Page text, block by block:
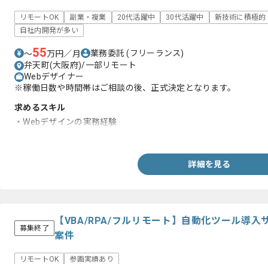
リモートOK 副業・複業 20代活躍中 30代活躍中
新技術に積極的
自社内開発が多い
〜55万円／月 業務委託(フリーランス)
弁天町(大阪府)/一部リモート
Webデザイナー
※稼働日数や時間帯はご相談の後、正式決定となります。
求めるスキル
・Webデザインの実務経験
詳細を見る
募集終了
【VBA/RPA/フルリモート】自動化ツール導入
案件
リモートOK 参画実績あり